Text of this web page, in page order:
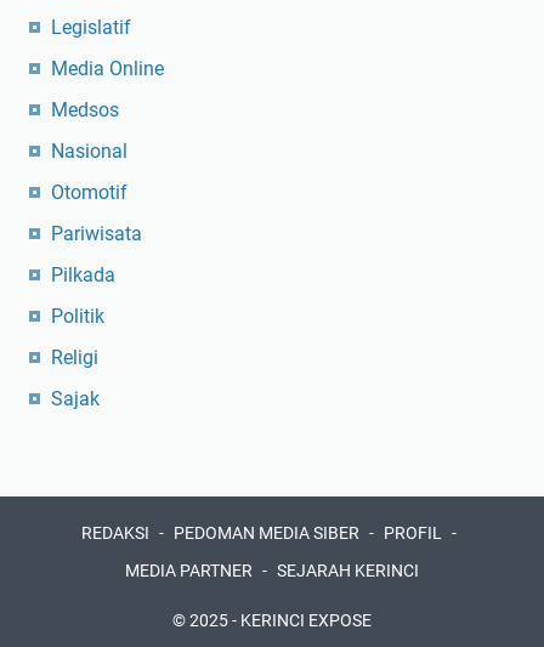
Legislatif
Media Online
Medsos
Nasional
Otomotif
Pariwisata
Pilkada
Politik
Religi
Sajak
REDAKSI PEDOMAN MEDIA SIBER
PROFIL
MEDIA PARTNER
SEJARAH KERINCI
© 2025 - KERINCI EXPOSE